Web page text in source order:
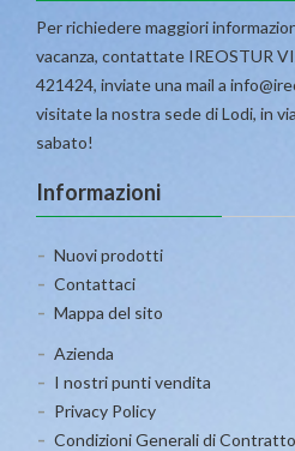
Per richiedere maggiori
vacanza, contattate IREOSTUR
421424, inviate una mail a
visitate la nostra sede di Lodi, in
sabato!
Informazioni
Nuovi prodotti
Contattaci
Mappa del sito
Azienda
I nostri punti vendita
Privacy Policy
Condizioni Generali di Contratto